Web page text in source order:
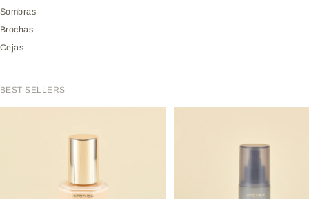
Sombras
Brochas
Cejas
BEST SELLERS